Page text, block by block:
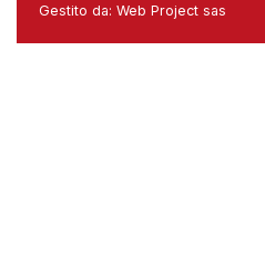
Gestito da: Web Project sas